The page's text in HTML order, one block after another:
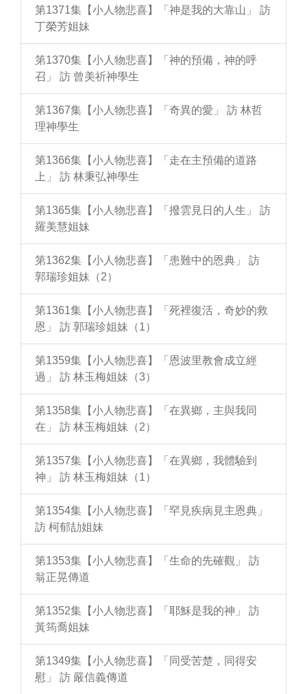
第1371集【小人物悲喜】「神是我的大靠山」 訪
丁榮芳姐妹
第1370集【小人物悲喜】「神的預備，神的呼
召」 訪 曾美祈神學生
第1367集【小人物悲喜】「奇異的愛」 訪 林哲
理神學生
第1366集【小人物悲喜】「走在主預備的道路
上」 訪 林秉弘神學生
第1365集【小人物悲喜】「撥雲見日的人生」 訪
羅美慧姐妹
第1362集【小人物悲喜】「患難中的恩典」 訪
郭瑞珍姐妹（2）
第1361集【小人物悲喜】「死裡復活，奇妙的救
恩」 訪 郭瑞珍姐妹（1）
第1359集【小人物悲喜】「恩波里教會成立經
過」 訪 林玉梅姐妹（3）
第1358集【小人物悲喜】「在異鄉，主與我同
在」 訪 林玉梅姐妹（2）
第1357集【小人物悲喜】「在異鄉，我體驗到
神」 訪 林玉梅姐妹（1）
第1354集【小人物悲喜】「罕見疾病見主恩典」
訪 柯郁劼姐妹
第1353集【小人物悲喜】「生命的先確觀」 訪
翁正晃傳道
第1352集【小人物悲喜】「耶穌是我的神」 訪
黃筠喬姐妹
第1349集【小人物悲喜】「同受苦楚，同得安
慰」 訪 嚴信義傳道